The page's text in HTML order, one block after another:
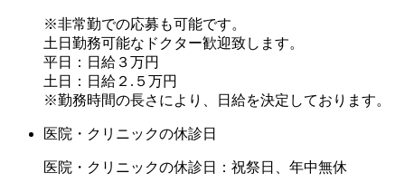
※非常勤での応募も可能です。
土日勤務可能なドクター歓迎致します。
平日：日給３万円
土日：日給２.５万円
※勤務時間の長さにより、日給を決定しております。
医院・クリニックの休診日
医院・クリニックの休診日：祝祭日、年中無休